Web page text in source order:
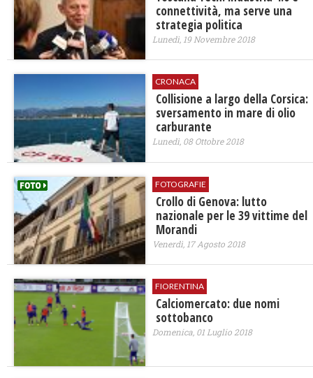
connettività, ma serve una
strategia politica
Lunedì, 19 Novembre 2018
CRONACA
​Collisione a largo della Corsica:
sversamento in mare di olio
carburante
Lunedì, 08 Ottobre 2018
FOTOGRAFIE
Crollo di Genova: lutto
nazionale per le 39 vittime del
Morandi
Venerdì, 17 Agosto 2018
FIORENTINA
Calciomercato: due nomi
sottobanco
Domenica, 01 Luglio 2018